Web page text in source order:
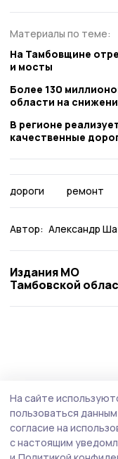
Материалы по теме:
На Тамбовщине
и мосты
Более 130
области на
В регионе
качественные
дороги ремонт
Автор: Александр
Издания МО
Тамбовской
На сайте
пользоваться
согласие на
с настоящим